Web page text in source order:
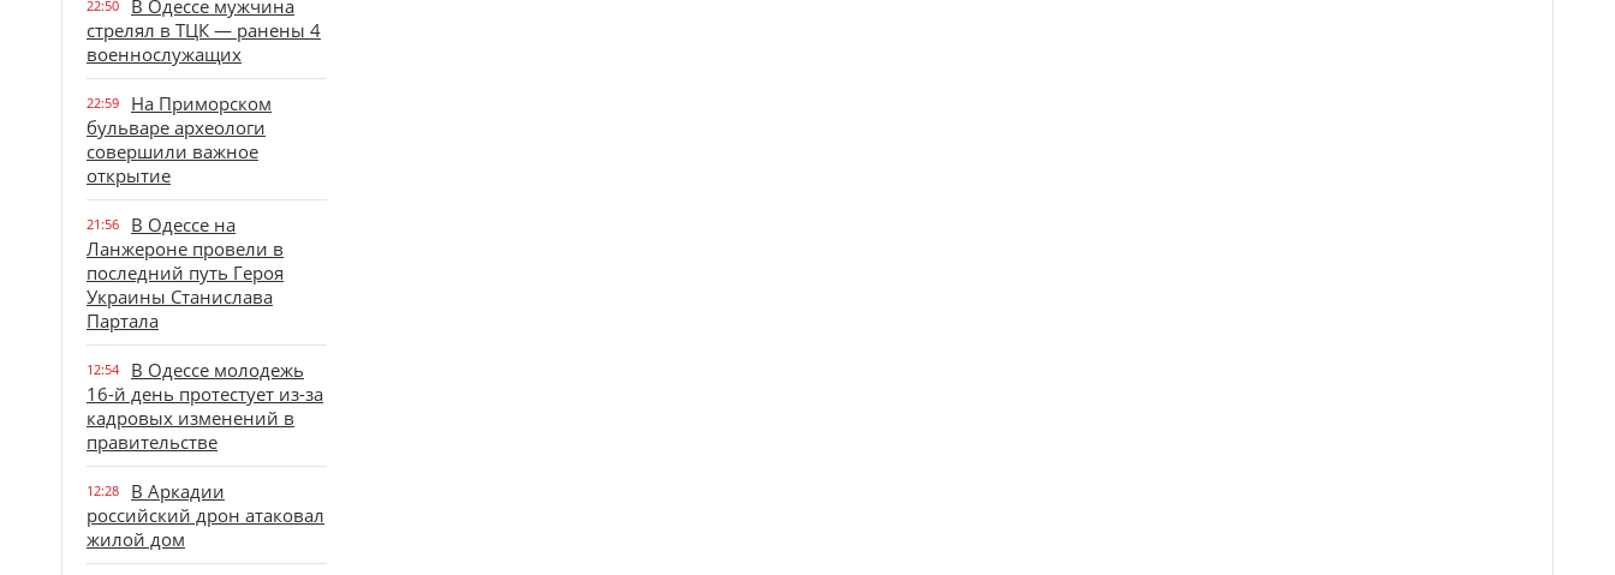
22:50
В Одессе мужчина
стрелял в ТЦК — ранены 4
военнослужащих
22:59
На Приморском
бульваре археологи
совершили важное
открытие
21:56
В Одессе на
Ланжероне провели в
последний путь Героя
Украины Станислава
Партала
12:54
В Одессе молодежь
16-й день протестует из-за
кадровых изменений в
правительстве
12:28
В Аркадии
российский дрон атаковал
жилой дом